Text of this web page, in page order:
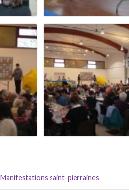
Manifestations saint-pierraines